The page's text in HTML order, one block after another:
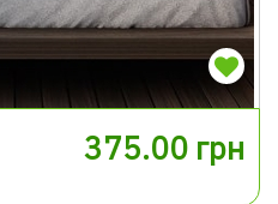
375.00 грн